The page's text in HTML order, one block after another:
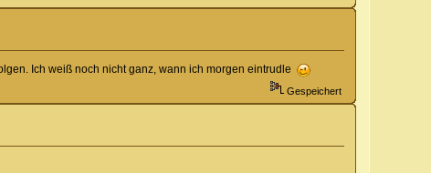
Ich weiß noch nicht ganz, wann ich morgen eintrudle
Gespeichert